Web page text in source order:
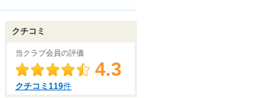
クチコミ
当クラブ会員の評価
4.3
クチコミ119件